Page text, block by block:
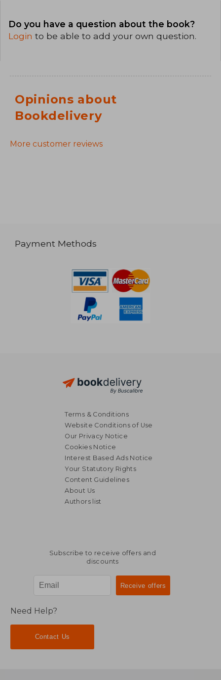
Do you have a question about the book?
Login to be able to add your own question.
Opinions about
Bookdelivery
More customer reviews
Payment Methods
Terms & Conditions
Website Conditions of Use
Our Privacy Notice
Cookies Notice
Interest Based Ads Notice
Your Statutory Rights
Content Guidelines
About Us
Authors list
Subscribe to receive offers and
discounts
Need Help?
Contact Us